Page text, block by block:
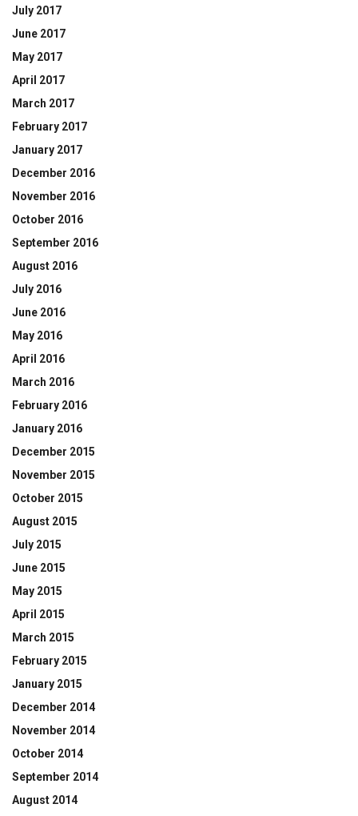
July 2017
June 2017
May 2017
April 2017
March 2017
February 2017
January 2017
December 2016
November 2016
October 2016
September 2016
August 2016
July 2016
June 2016
May 2016
April 2016
March 2016
February 2016
January 2016
December 2015
November 2015
October 2015
August 2015
July 2015
June 2015
May 2015
April 2015
March 2015
February 2015
January 2015
December 2014
November 2014
October 2014
September 2014
August 2014